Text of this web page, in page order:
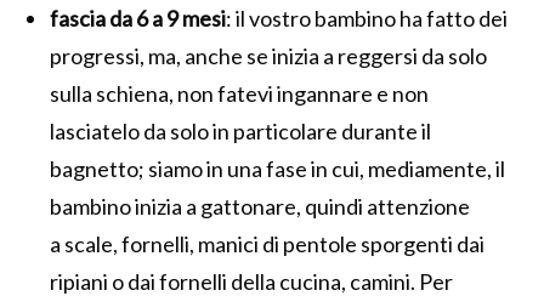
fascia da 6 a 9 mesi: il vostro bambino ha fatto dei
progressi, ma, anche se inizia a reggersi da solo
sulla schiena, non fatevi ingannare e non
lasciatelo da solo in particolare durante il
bagnetto; siamo in una fase in cui, mediamente, il
bambino inizia a gattonare, quindi attenzione
a scale, fornelli, manici di pentole sporgenti dai
ripiani o dai fornelli della cucina, camini. Per